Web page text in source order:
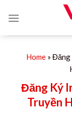
Home » Đăng
Đăng Ký
Truyền